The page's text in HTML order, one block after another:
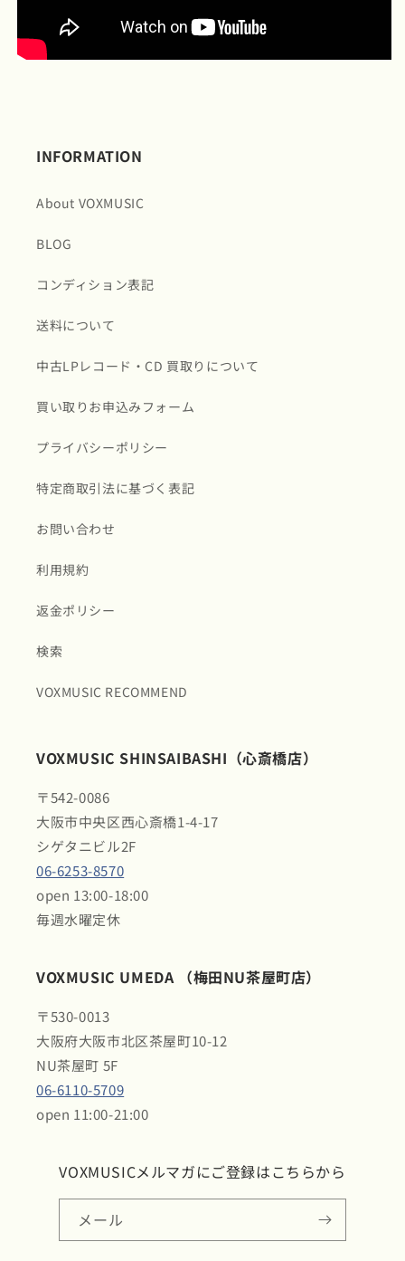
INFORMATION
About VOXMUSIC
BLOG
コンディション表記
送料について
中古LPレコード・CD 買取りについて
買い取りお申込みフォーム
プライバシーポリシー
特定商取引法に基づく表記
お問い合わせ
利用規約
返金ポリシー
検索
VOXMUSIC RECOMMEND
VOXMUSIC SHINSAIBASHI（心斎橋店）
〒542-0086
大阪市中央区西心斎橋1-4-17
シゲタニビル2F
06-6253-8570
open 13:00-18:00
毎週水曜定休
VOXMUSIC UMEDA （梅田NU茶屋町店）
〒530-0013
大阪府大阪市北区茶屋町10-12
NU茶屋町 5F
06-6110-5709
open 11:00-21:00
VOXMUSICメルマガにご登録はこちらから
メール